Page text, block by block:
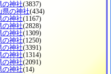
の神社(3837)
県の神社(434)
の神社(1167)
の神社(2828)
の神社(1309)
の神社(1250)
の神社(3391)
の神社(1314)
の神社(2091)
の神社(14)